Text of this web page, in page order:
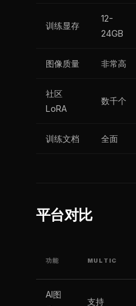
训练显存
12-
24GB
图像质量 非常高
社区
LoRA
数千个
训练文档 全面
平台对比
功能 MULTIC
AI图
支持